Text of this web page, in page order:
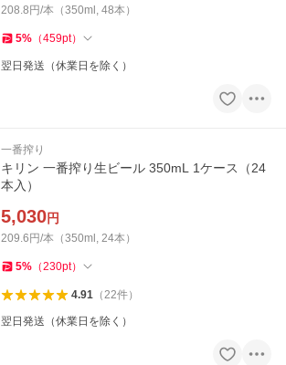
208.8円/本（350ml, 48本）
5% （459pt）
翌日発送（休業日を除く）
一番搾り
キリン 一番搾り生ビール 350mL 1ケース（24
本入）
5,030円
209.6円/本（350ml, 24本）
5% （230pt）
4.91（22件）
翌日発送（休業日を除く）